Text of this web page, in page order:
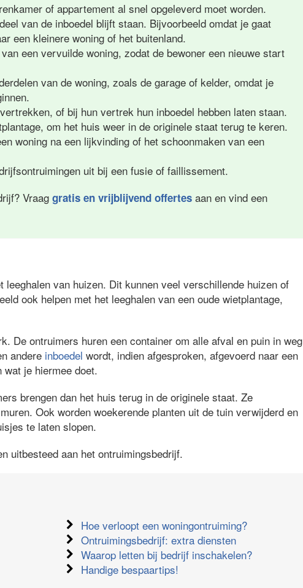
of appartement al snel opgeleverd moet worden.
van de inboedel blijft staan. Bijvoorbeeld omdat je gaat
een kleinere woning of het buitenland.
een vervuilde woning, zodat de bewoner een nieuwe start
van de woning, zoals de garage of kelder, omdat je
of bij hun vertrek hun inboedel hebben laten staan.
om het huis weer in de originele staat terug te keren.
woning na een lijkvinding of het schoonmaken van een
uit bij een fusie of faillissement.
Vraag gratis en vrijblijvend offertes aan en vind een
van huizen. Dit kunnen veel verschillende huizen of
ook helpen met het leeghalen van een oude wietplantage,
De ontruimers huren een container om alle afval en puin in weg
andere inboedel wordt, indien afgesproken, afgevoerd naar een
je hiermee doet.
brengen dan het huis terug in de originele staat. Ze
Ook worden woekerende planten uit de tuin verwijderd en
te laten slopen.
uitbesteed aan het ontruimingsbedrijf.
Hoe verloopt een woningontruiming?
Ontruimingsbedrijf: extra diensten
Waarop letten bij bedrijf inschakelen?
Handige bespaartips!